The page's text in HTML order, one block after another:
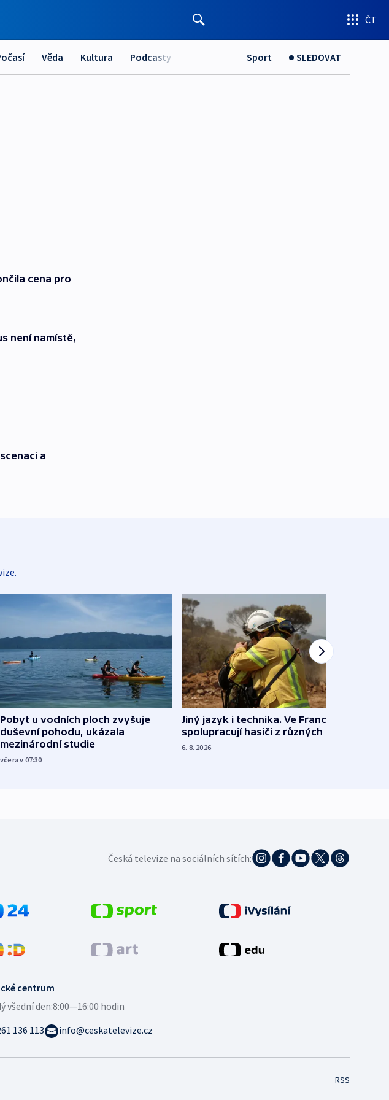
ČT
Věda Kultura Podcasty Sport SLEDOVAT
cena pro
není namístě,
a
Pobyt u vodních ploch zvyšuje
duševní pohodu, ukázala
mezinárodní studie
včera v 07:30
Jiný jazyk i technika. Ve Francii
spolupracují hasiči z různých zemí
6. 8. 2026
Česká televize na sociálních sítích:
centrum
všední den:8:00—16:00 hodin
136 113
info@ceskatelevize.cz
RSS